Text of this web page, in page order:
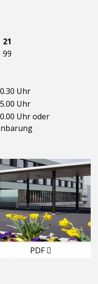
21
99
Uhr
Uhr
Uhr oder
PDF